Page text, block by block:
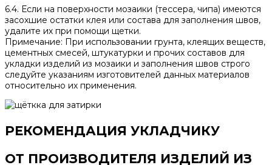
6.4. Если на поверхности мозаики (тессера, чипа) имеются
засохшие остатки клея или состава для заполнения швов,
удалите их при помощи щетки.
Примечание: При использовании грунта, клеящих веществ,
цементных смесей, штукатурки и прочих составов для
укладки изделий из мозаики и заполнения швов строго
следуйте указаниям изготовителей данных материалов
относительно их применения.
РЕКОМЕНДАЦИЯ УКЛАДЧИКУ
ОТ ПРОИЗВОДИТЕЛЯ ИЗДЕЛИЙ ИЗ